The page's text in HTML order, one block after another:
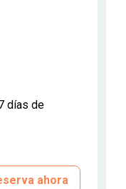
días de
ahora